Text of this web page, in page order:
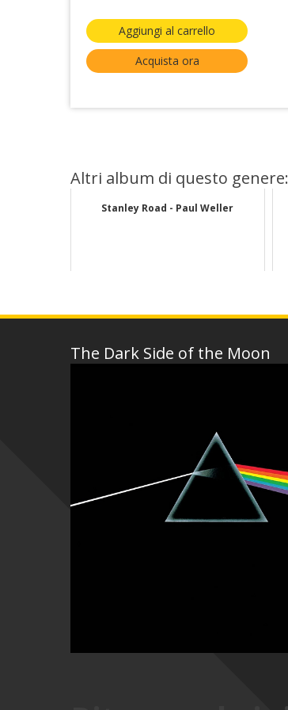
Aggiungi al carrello
Acquista ora
Altri album di questo genere:
Stanley Road - Paul Weller
The Dark Side of the Moon